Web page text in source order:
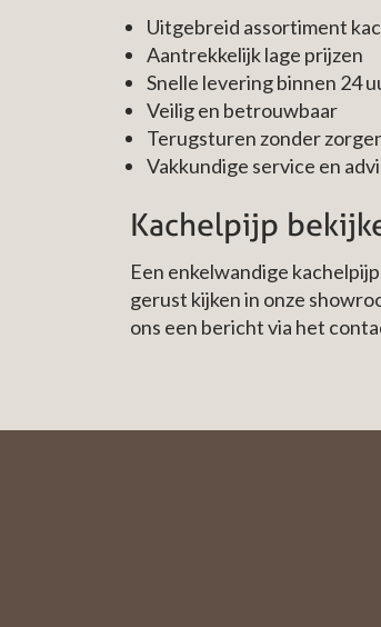
Uitgebreid assortiment
Aantrekkelijk lage prijzen
Snelle levering binnen 24
Veilig en betrouwbaar
Terugsturen zonder
Vakkundige service en
Kachelpijp
Een enkelwandige
gerust kijken in onze
ons een bericht via het